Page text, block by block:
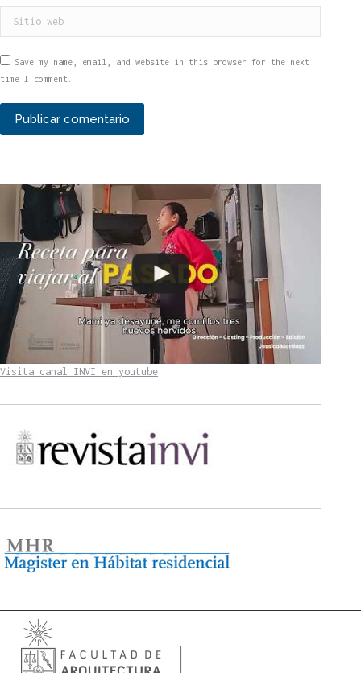
Sitio web
Save my name, email, and website in this browser for the next
time I comment.
Publicar comentario
Visita canal INVI en youtube